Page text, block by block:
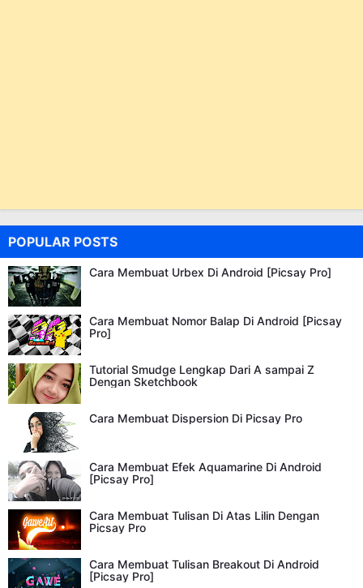
POPULAR POSTS
Cara Membuat Urbex Di Android [Picsay Pro]
Cara Membuat Nomor Balap Di Android [Picsay
Pro]
Tutorial Smudge Lengkap Dari A sampai Z
Dengan Sketchbook
Cara Membuat Dispersion Di Picsay Pro
Cara Membuat Efek Aquamarine Di Android
[Picsay Pro]
Cara Membuat Tulisan Di Atas Lilin Dengan
Picsay Pro
Cara Membuat Tulisan Breakout Di Android
[Picsay Pro]